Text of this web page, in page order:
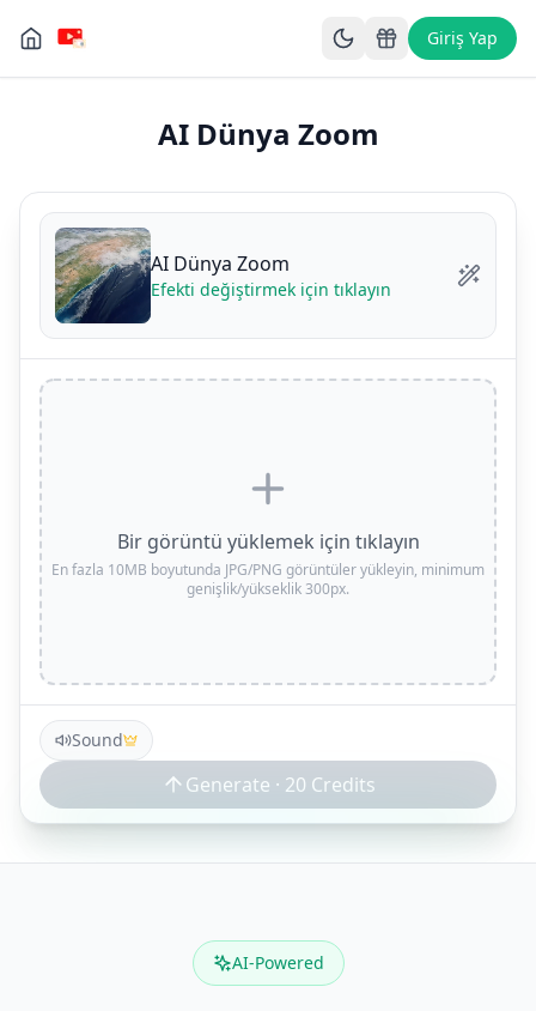
Giriş Yap
AI Dünya Zoom
AI Dünya Zoom
Efekti değiştirmek için tıklayın
Bir görüntü yüklemek için tıklayın
En fazla 10MB boyutunda JPG/PNG görüntüler yükleyin, minimum
genişlik/yükseklik 300px.
Sound
Generate · 20 Credits
AI-Powered